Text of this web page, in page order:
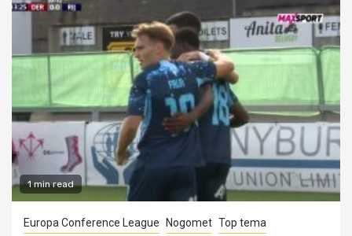
1 min read
Europa Conference League Nogomet Top tema